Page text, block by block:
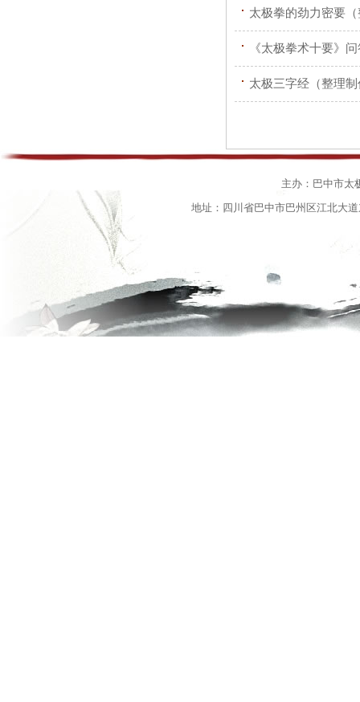
太极拳的劲力密要
《太极拳术十要》
太极三字经（整理
主办：巴中市太
地址：四川省巴中市巴州区江北大